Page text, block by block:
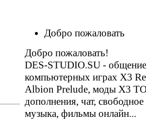
Добро пожаловать
Добро пожаловать!
DES-STUDIO.SU - общение
компьютерных играх X3
Albion Prelude, моды X3
дополнения, чат,
музыка, фильмы онлайн...